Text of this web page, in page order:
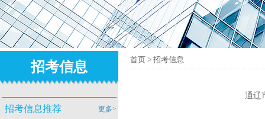
招考信息
招考信息推荐 更多>
首页 > 招考信息
通辽